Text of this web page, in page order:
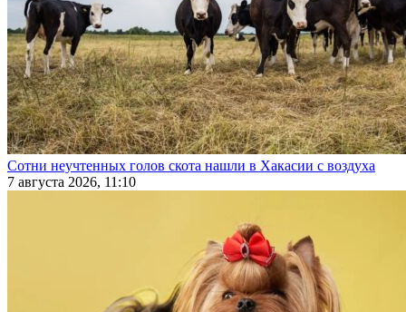
Сотни неучтенных голов скота нашли в Хакасии с воздуха
7 августа 2026, 11:10